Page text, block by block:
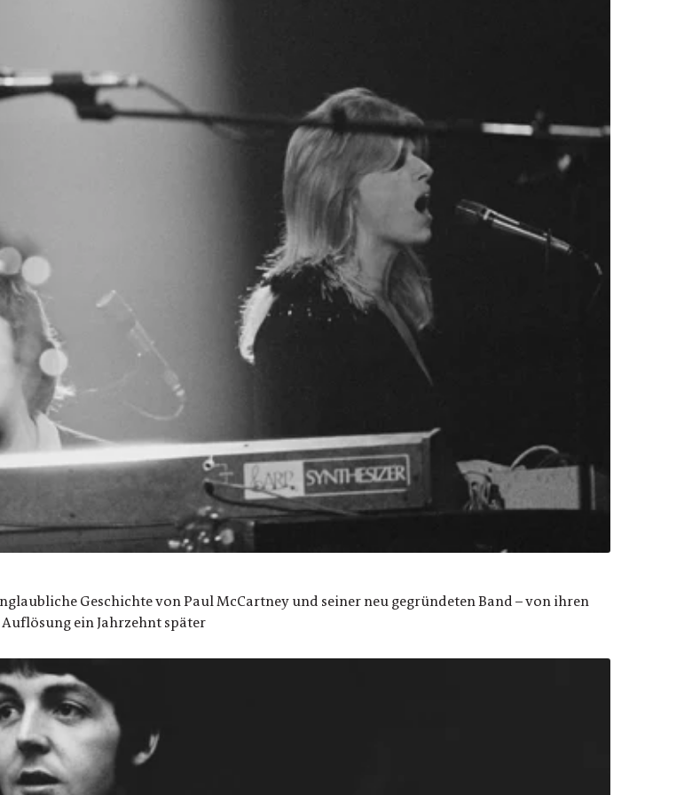
Geschichte von Paul McCartney und seiner neu gegründeten Band – von ihren
ein Jahrzehnt später